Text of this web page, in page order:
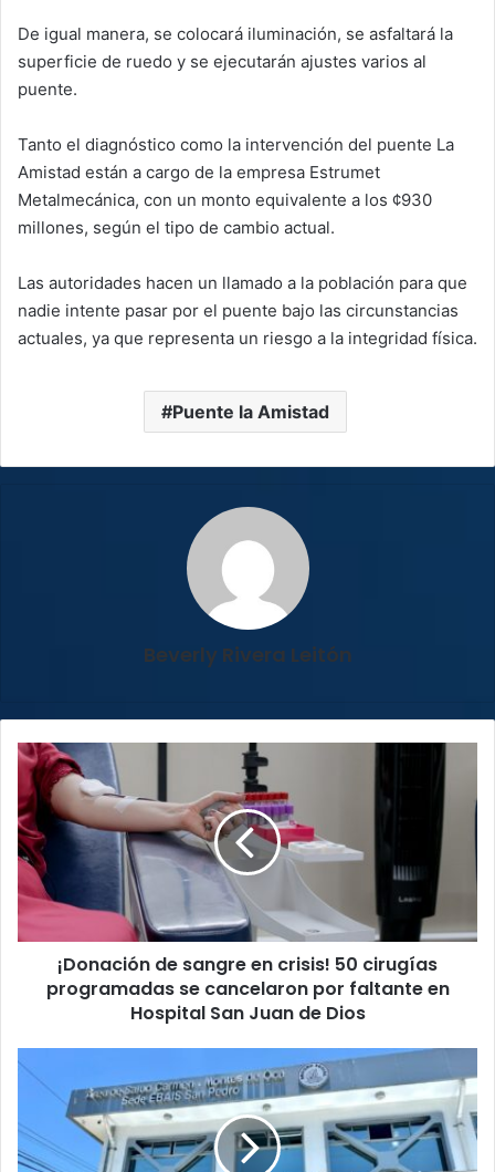
De igual manera, se colocará iluminación, se asfaltará la
superficie de ruedo y se ejecutarán ajustes varios al
puente.
Tanto el diagnóstico como la intervención del puente La
Amistad están a cargo de la empresa Estrumet
Metalmecánica, con un monto equivalente a los ¢930
millones, según el tipo de cambio actual.
Las autoridades hacen un llamado a la población para que
nadie intente pasar por el puente bajo las circunstancias
actuales, ya que representa un riesgo a la integridad física.
Puente la Amistad
Beverly Rivera Leitón
¡Donación
de
sangre
en
crisis!
50
cirugías
programadas
se
cancelaron
Dios
¡Donación de sangre en crisis! 50 cirugías
programadas se cancelaron por faltante en
Hospital San Juan de Dios
San
Montes
de